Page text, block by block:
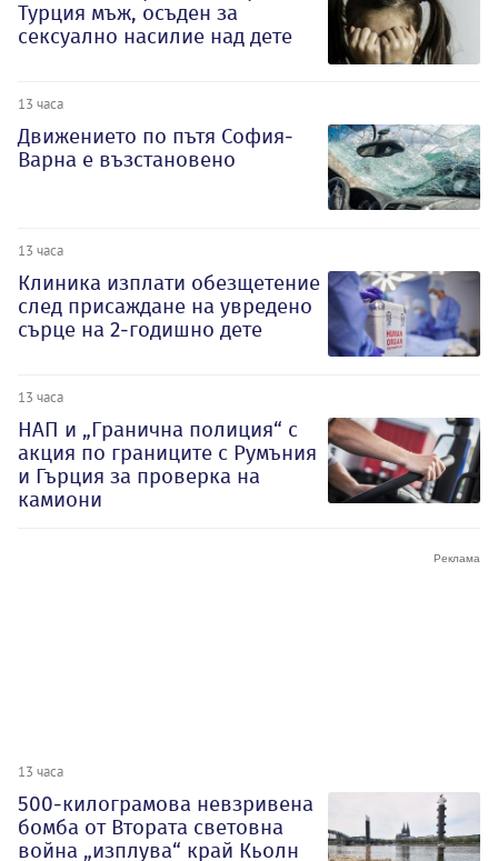
Турция мъж, осъден за
сексуално насилие над дете
13 часа
Движението по пътя София-
Варна е възстановено
13 часа
Клиника изплати обезщетение
след присаждане на увредено
сърце на 2-годишно дете
13 часа
НАП и „Гранична полиция“ с
акция по границите с Румъния
и Гърция за проверка на
камиони
13 часа
500-килограмова невзривена
бомба от Втората световна
война „изплува“ край Кьолн